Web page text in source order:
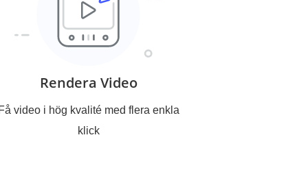
Rendera Video
Få video i hög kvalité med flera enkla
klick